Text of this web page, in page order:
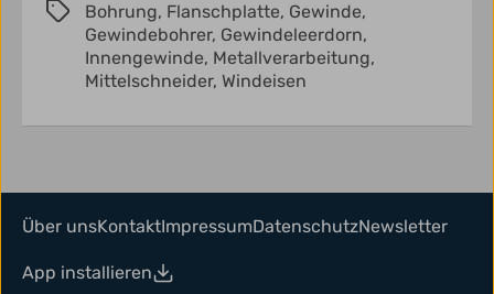
Bohrung, Flanschplatte, Gewinde,
Gewindebohrer, Gewindeleerdorn,
Innengewinde, Metallverarbeitung,
Mittelschneider, Windeisen
Über unsKontaktImpressumDatenschutzNewsletter
App installieren